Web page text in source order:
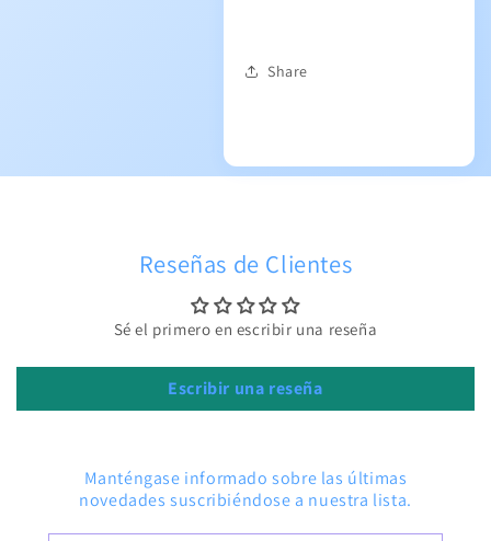
Share
Reseñas de Clientes
Sé el primero en escribir una reseña
Escribir una reseña
Manténgase informado sobre las últimas
novedades suscribiéndose a nuestra lista.